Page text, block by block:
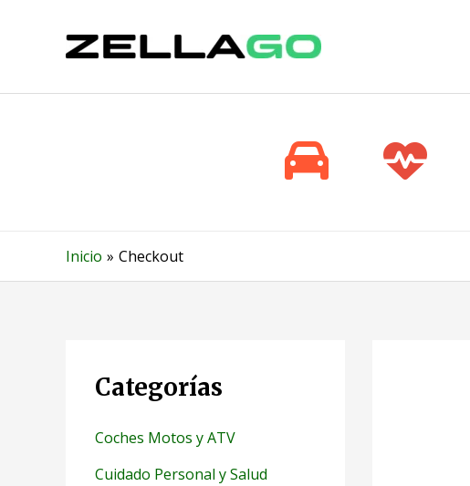
contenido
Inicio Checkout
Categorías
Coches Motos y ATV
Cuidado Personal y Salud